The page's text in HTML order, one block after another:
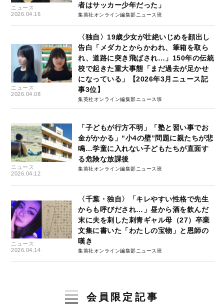
ニュース
2026.04.16
者はサッカー少年だった」
集英社オンライン編集部ニュース班
ニュース
2026.04.08
〈独自〉19歳少女が壮絶いじめを顔出し
告白「メダカとからかわれ、筆箱を取ら
れ、道路に突き飛ばされ…」150年の伝統
校で起きた重大事態「まだ過去が足かせ
になっている」【2026年3月ニュース記
事3位】
集英社オンライン編集部ニュース班
ニュース
2026.04.12
「子どもが行方不明」「塾と習い事でお
金がかかる」“小4の壁”問題に親たちが悲
鳴…学童に入れない子どもたちが直面す
る危険な放課後
集英社オンライン編集部ニュース班
ニュース
2026.04.14
〈千葉・独自〉「キレやすい性格で先生
からも呼びだされ…」昼から酒を飲んだ
末に夫を刺した刺青ギャル母（27）卒業
文集に書いた「わたしの宝物」と恩師の
嘆き
集英社オンライン編集部ニュース班
会員限定記事